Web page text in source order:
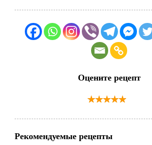
Оцените рецепт
Рекомендуемые рецепты